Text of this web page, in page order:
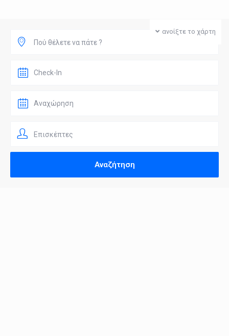
ανοίξτε το χάρτη
Πού θέλετε να πάτε ?
Επισκέπτες